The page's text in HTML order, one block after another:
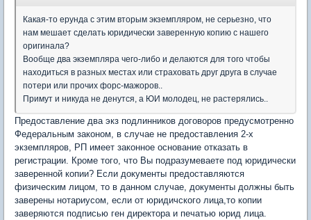
Какая-то ерунда с этим вторым экземпляром, не серьезно, что
нам мешает сделать юридически заверенную копию с нашего
оригинала?
Вообще два экземпляра чего-либо и делаются для того чтобы
находиться в разных местах или страховать друг друга в случае
потери или прочих форс-мажоров..
Примут и никуда не денутся, а ЮИ молодец, не растерялись..
Предоставление два экз подлинников договоров предусмотренно
Федеральным законом, в случае не предоставления 2-х
экземпляров, РП имеет законное основание отказать в
регистрации. Кроме того, что Вы подразумеваете под юридически
заверенной копии? Если документы предоставляются
физическим лицом, то в данном случае, документы должны быть
заверены нотариусом, если от юридичского лица,то копии
заверяются подписью ген директора и печатью юрид лица.